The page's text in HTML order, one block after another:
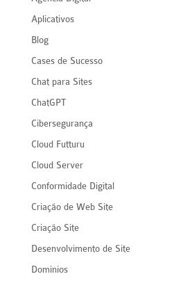
Aplicativos
Blog
Cases de Sucesso
Chat para Sites
ChatGPT
Cibersegurança
Cloud Futturu
Cloud Server
Conformidade Digital
Criação de Web Site
Criação Site
Desenvolvimento de Site
Domínios